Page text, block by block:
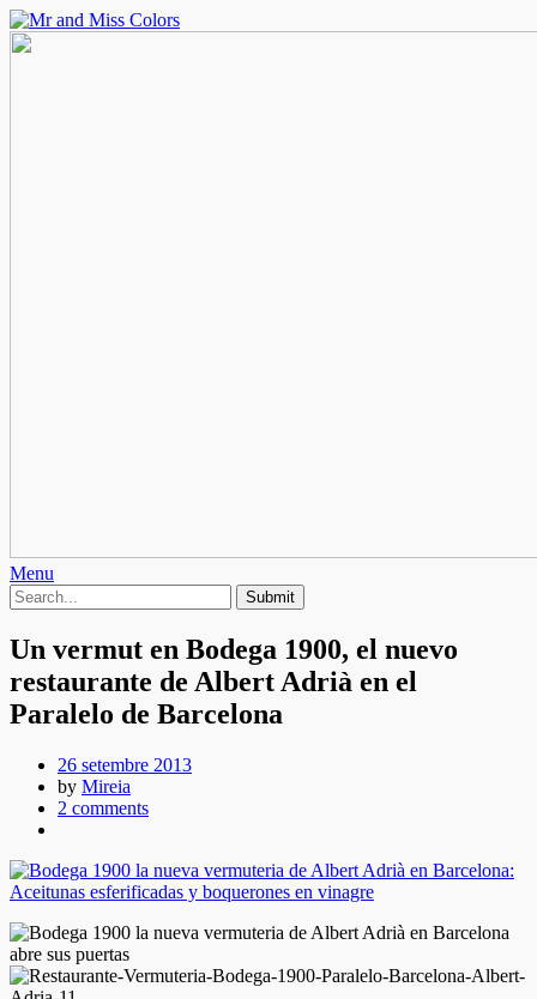
Menu
Un vermut en Bodega 1900, el nuevo
restaurante de Albert Adrià en el
Paralelo de Barcelona
26 setembre 2013
by Mireia
2 comments